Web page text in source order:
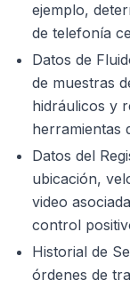
ejemplo,
de telefonía
Datos de
de muestras
hidráulicos y
herramientas
Datos del
ubicación,
video
control
Historial de
órdenes de